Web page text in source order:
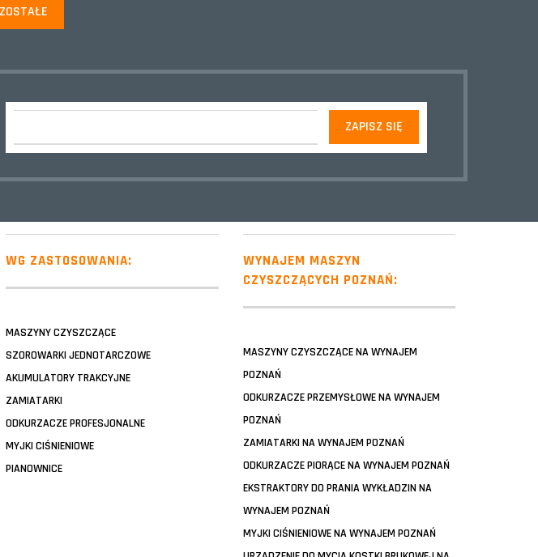
WG ZASTOSOWANIA:
MASZYNY CZYSZCZĄCE
SZOROWARKI JEDNOTARCZOWE
AKUMULATORY TRAKCYJNE
ZAMIATARKI
ODKURZACZE PROFESJONALNE
MYJKI CIŚNIENIOWE
PIANOWNICE
WYNAJEM MASZYN
CZYSZCZĄCYCH POZNAŃ:
MASZYNY CZYSZCZĄCE NA WYNAJEM
POZNAŃ
ODKURZACZE PRZEMYSŁOWE NA WYNAJEM
POZNAŃ
ZAMIATARKI NA WYNAJEM POZNAŃ
ODKURZACZE PIORĄCE NA WYNAJEM POZNAŃ
EKSTRAKTORY DO PRANIA WYKŁADZIN NA
WYNAJEM POZNAŃ
MYJKI CIŚNIENIOWE NA WYNAJEM POZNAŃ